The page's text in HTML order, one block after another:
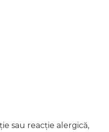
sau reacție alergică,